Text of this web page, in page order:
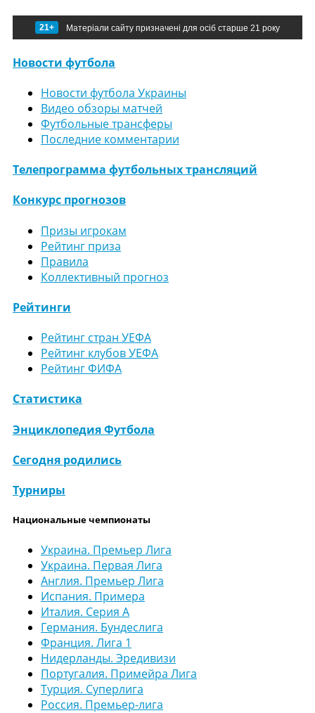
21+ Матеріали сайту призначені для осіб старше 21 року
Новости футбола
Новости футбола Украины
Видео обзоры матчей
Футбольные трансферы
Последние комментарии
Телепрограмма футбольных трансляций
Конкурс прогнозов
Призы игрокам
Рейтинг приза
Правила
Коллективный прогноз
Рейтинги
Рейтинг стран УЕФА
Рейтинг клубов УЕФА
Рейтинг ФИФА
Статистика
Энциклопедия Футбола
Сегодня родились
Турниры
Национальные чемпионаты
Украина. Премьер Лига
Украина. Первая Лига
Англия. Премьер Лига
Испания. Примера
Италия. Серия А
Германия. Бундеслига
Франция. Лига 1
Нидерланды. Эредивизи
Португалия. Примейра Лига
Турция. Суперлига
Россия. Премьер-лига